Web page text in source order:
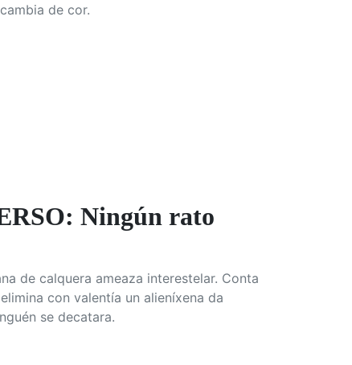
de cor.
Ningún rato
de calquera ameaza interestelar. Conta
con valentía un alieníxena da
se decatara.